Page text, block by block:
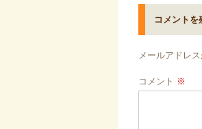
ビ
ゲ
シ
ョ
コメントを
メールアドレ
コメント ※